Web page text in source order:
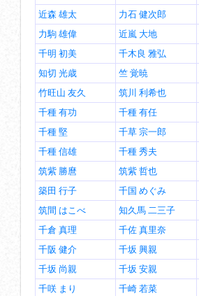
近森 雄太
力石 健次郎
力駒 雄偉
近嵐 大地
千明 初美
千木良 雅弘
知切 光歳
竺 覚暁
竹旺山 友久
筑川 利希也
千種 有功
千種 有任
千種 堅
千草 宗一郎
千種 信雄
千種 秀夫
筑紫 勝麿
筑紫 哲也
築田 行子
千国 めぐみ
筑間 はこべ
知久馬 二三子
千倉 真理
千佐 真里奈
千阪 健介
千坂 興親
千坂 尚親
千坂 安親
千咲 まり
千崎 若菜